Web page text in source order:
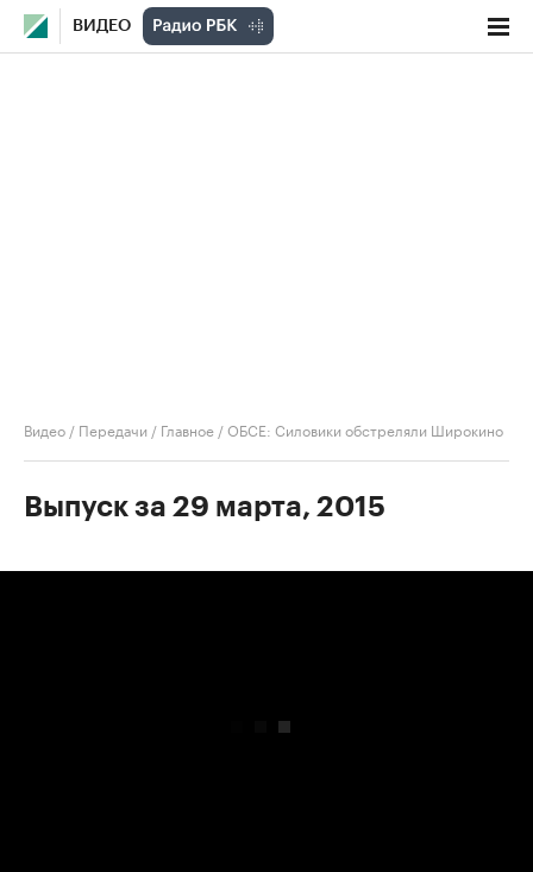
ВИДЕО
Видео / Передачи / Главное /ОБСЕ: Силовики обстреляли Широкино
Выпуск за 29 марта, 2015